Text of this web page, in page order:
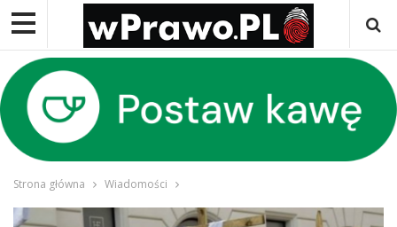
Strona główna Wiadomości